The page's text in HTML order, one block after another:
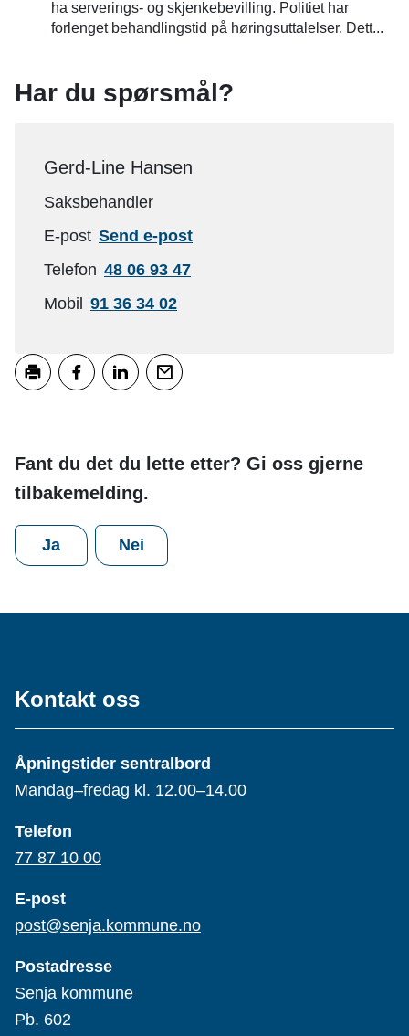
ha serverings- og skjenkebevilling. Politiet har
forlenget behandlingstid på høringsuttalelser. Dett...
Har du spørsmål?
Gerd-Line Hansen
Saksbehandler
E-post Send e-posttil
Telefon 48 06 93 47
Mobil 91 36 34 02
Fant du det du lette etter? Gi oss gjerne
tilbakemelding.
Ja Nei
Kontakt oss
Åpningstider sentralbord
Mandag–fredag kl. 12.00–14.00
Telefon
77 87 10 00
E-post
post@senja.kommune.no
Postadresse
Senja kommune
Pb. 602